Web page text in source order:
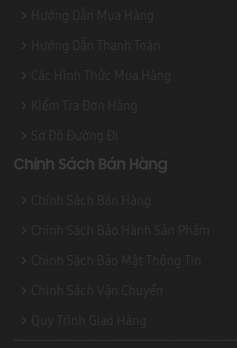
Chính Sách Bán Hàng